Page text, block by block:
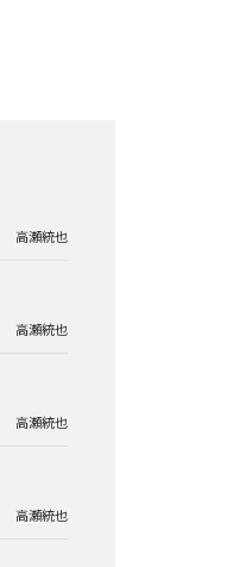
高瀬統也
高瀬統也
高瀬統也
高瀬統也